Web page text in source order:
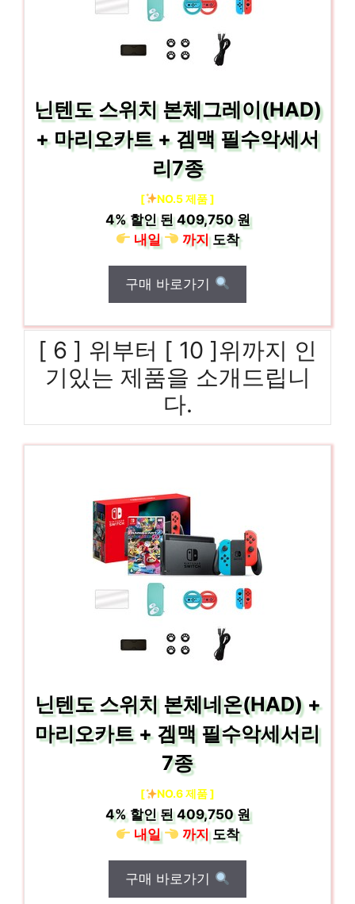
닌텐도 스위치 본체그레이(HAD)
+ 마리오카트 + 겜맥 필수악세서
리7종
[ NO.5 제품 ]
4%할인 된409,750 원
내일
까지도착
구매 바로가기
[ 6 ] 위부터 [ 10 ]위까지 인
기있는 제품을 소개드립니
다.
닌텐도 스위치 본체네온(HAD) +
마리오카트 + 겜맥 필수악세서리
7종
[ NO.6 제품 ]
4%할인 된409,750 원
내일
까지도착
구매 바로가기